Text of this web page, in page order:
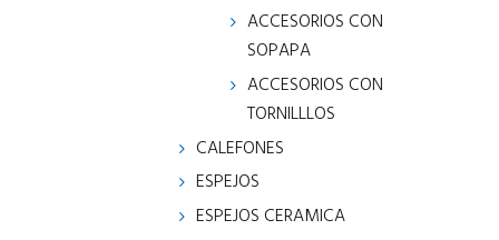
ACCESORIOS CON
SOPAPA
ACCESORIOS CON
TORNILLLOS
CALEFONES
ESPEJOS
ESPEJOS CERAMICA